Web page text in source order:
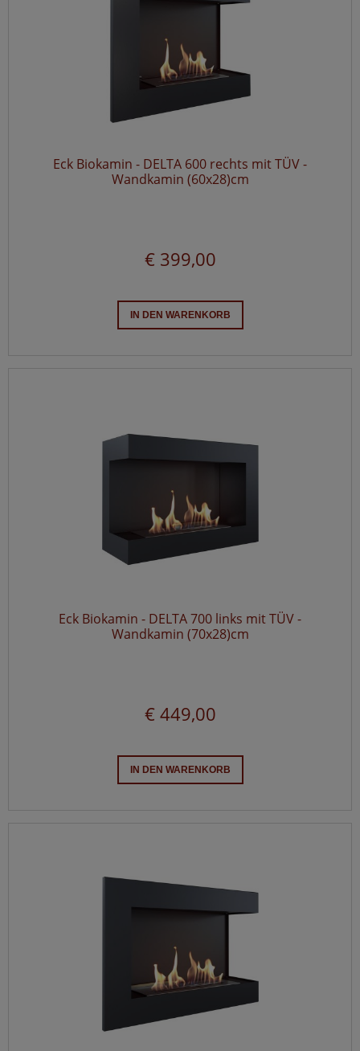
Eck Biokamin - DELTA 600 rechts mit TÜV -
Wandkamin (60x28)cm
€ 399,00
IN DEN WARENKORB
Eck Biokamin - DELTA 700 links mit TÜV -
Wandkamin (70x28)cm
€ 449,00
IN DEN WARENKORB